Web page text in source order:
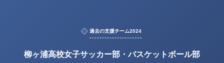
過去の支援チーム2024
柳ヶ浦高校女子サッカー部・バスケットボール部